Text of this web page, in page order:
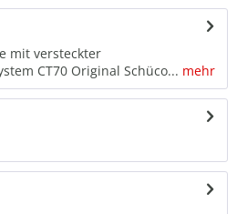
mit versteckter
CT70 Original Schüco... mehr